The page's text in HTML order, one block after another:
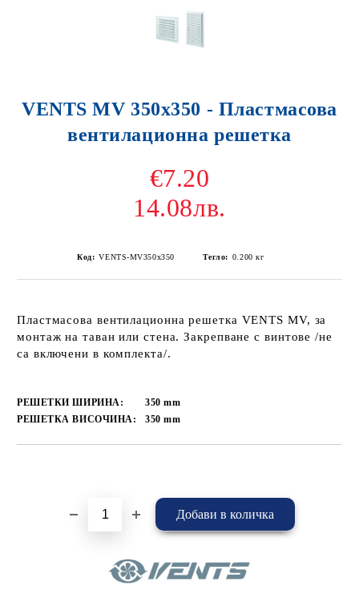
VENTS MV 350x350 - Пластмасова
вентилационна решетка
€7.20
14.08лв.
Код: VENTS-MV350x350 Тегло: 0.200 кг
Пластмасова вентилационна решетка VENTS MV, за
монтаж на таван или стена. Закрепване с винтове /не
са включени в комплекта/.
РЕШЕТКИ ШИРИНА: 350mm
РЕШЕТКА ВИСОЧИНА:
350mm